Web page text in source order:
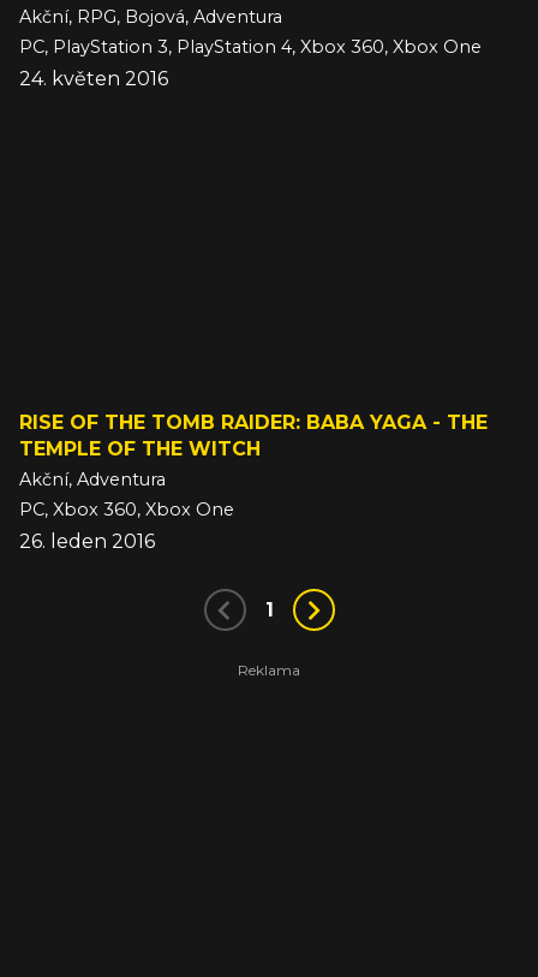
Akční, RPG, Bojová, Adventura
PC, PlayStation 3, PlayStation 4, Xbox 360, Xbox One
24. květen 2016
RISE OF THE TOMB RAIDER: BABA YAGA - THE
TEMPLE OF THE WITCH
Akční, Adventura
PC, Xbox 360, Xbox One
26. leden 2016
1